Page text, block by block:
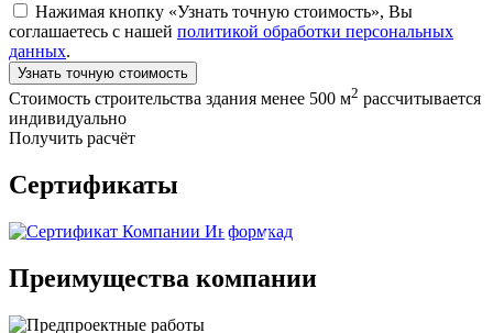
Нажимая кнопку «Узнать точную стоимость», Вы
соглашаетесь с нашей политикой обработки персональных
данных.
Узнать точную стоимость
Стоимость строительства здания менее 500 м2 рассчитывается
индивидуально
Получить расчёт
Сертификаты
Преимущества компании